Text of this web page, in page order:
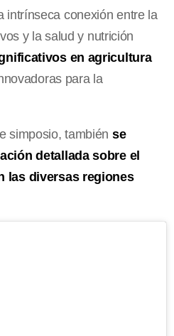
intrínseca conexión entre la
y la salud y nutrición
en agricultura
para la
simposio, también se
detallada sobre el
las diversas regiones